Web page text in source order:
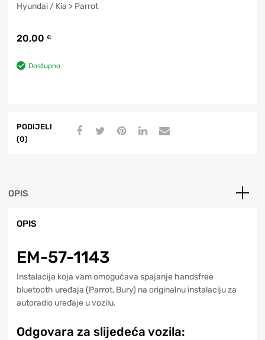
Hyundai / Kia > Parrot
20,00 €
Dostupno
PODIJELI
(0)
OPIS
OPIS
EM-57-1143
Instalacija koja vam omogućava spajanje handsfree
bluetooth uređaja (Parrot, Bury) na originalnu instalaciju za
autoradio uređaje u vozilu.
Odgovara za slijedeća vozila: